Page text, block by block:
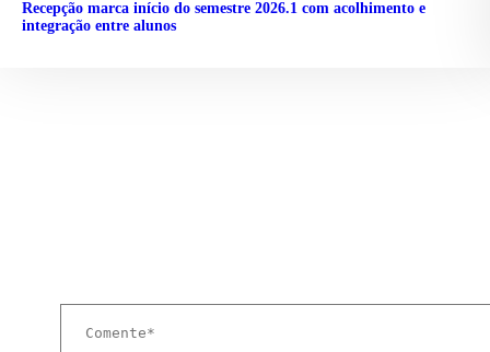
Recepção marca início do semestre 2026.1 com acolhimento e
integração entre alunos